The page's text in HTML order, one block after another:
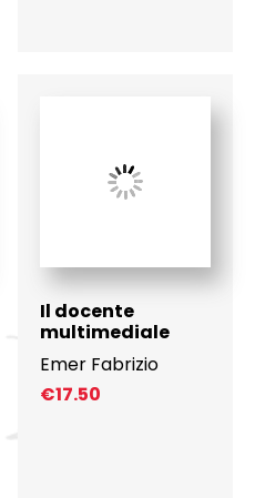
Il docente
multimediale
Emer Fabrizio
€17.50